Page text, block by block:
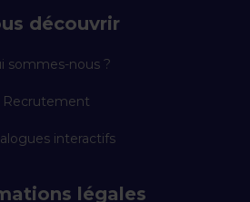
découvrir
sommes-nous ?
Recrutement
interactifs
légales